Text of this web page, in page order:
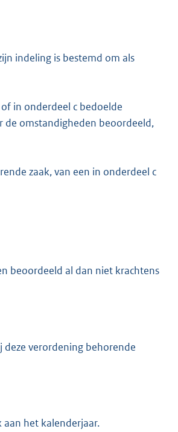
indeling is bestemd om als
in onderdeel c bedoelde
de omstandigheden beoordeeld,
zaak, van een in onderdeel c
beoordeeld al dan niet krachtens
verordening behorende
het kalenderjaar.